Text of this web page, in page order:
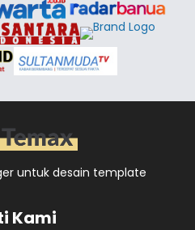
untuk desain template
Kami